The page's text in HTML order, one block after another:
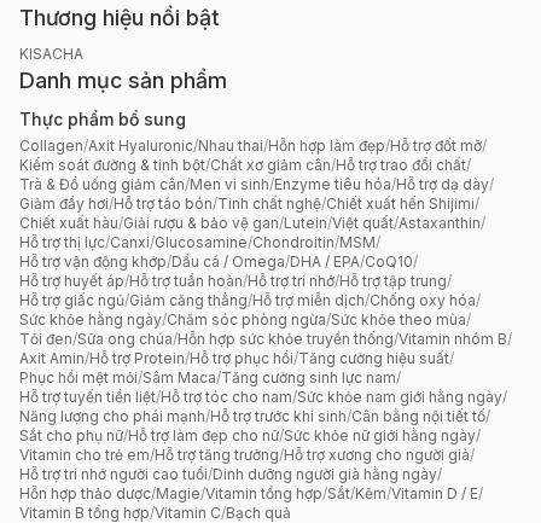
Thương hiệu nổi bật
KISACHA
Danh mục sản phẩm
Thực phẩm bổ sung
Collagen/Axit Hyaluronic/Nhau thai/Hỗn hợp làm đẹp/Hỗ trợ đốt mỡ/
Kiểm soát đường & tinh bột/Chất xơ giảm cân/Hỗ trợ trao đổi chất/
Trà & Đồ uống giảm cân/Men vi sinh/Enzyme tiêu hóa/Hỗ trợ dạ dày/
Giảm đầy hơi/Hỗ trợ táo bón/Tinh chất nghệ/Chiết xuất hến Shijimi/
Chiết xuất hàu/Giải rượu & bảo vệ gan/Lutein/Việt quất/Astaxanthin/
Hỗ trợ thị lực/Canxi/Glucosamine/Chondroitin/MSM/
Hỗ trợ vận động khớp/Dầu cá / Omega/DHA / EPA/CoQ10/
Hỗ trợ huyết áp/Hỗ trợ tuần hoàn/Hỗ trợ trí nhớ/Hỗ trợ tập trung/
Hỗ trợ giấc ngủ/Giảm căng thẳng/Hỗ trợ miễn dịch/Chống oxy hóa/
Sức khỏe hằng ngày/Chăm sóc phòng ngừa/Sức khỏe theo mùa/
Tỏi đen/Sữa ong chúa/Hỗn hợp sức khỏe truyền thống/Vitamin nhóm B/
Axit Amin/Hỗ trợ Protein/Hỗ trợ phục hồi/Tăng cường hiệu suất/
Phục hồi mệt mỏi/Sâm Maca/Tăng cường sinh lực nam/
Hỗ trợ tuyến tiền liệt/Hỗ trợ tóc cho nam/Sức khỏe nam giới hằng ngày/
Năng lượng cho phái mạnh/Hỗ trợ trước khi sinh/Cân bằng nội tiết tố/
Sắt cho phụ nữ/Hỗ trợ làm đẹp cho nữ/Sức khỏe nữ giới hằng ngày/
Vitamin cho trẻ em/Hỗ trợ tăng trưởng/Hỗ trợ xương cho người già/
Hỗ trợ trí nhớ người cao tuổi/Dinh dưỡng người già hằng ngày/
Hỗn hợp thảo dược/Magie/Vitamin tổng hợp/Sắt/Kẽm/Vitamin D / E/
Vitamin B tổng hợp/Vitamin C/Bạch quả